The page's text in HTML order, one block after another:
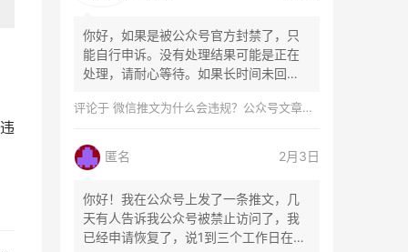
你好，如果是被公众号官方封禁了，只
能自行申诉。没有处理结果可能是正在
处理，请耐心等待。如果长时间未回
评论于 微信推文为什么会违规？公众号文章怎么检测是否违规？
匿名 2月3日
你好！我在公众号上发了一条推文，几
天有人告诉我公众号被禁止访问了，我
已经申请恢复了，说1到三个工作日在微